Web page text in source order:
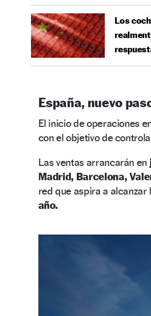
Los
España, nuevo
El inicio de operaciones
con el objetivo de
Las ventas arrancarán en
Madrid, Barcelona,
red que aspira a alcanzar
año.